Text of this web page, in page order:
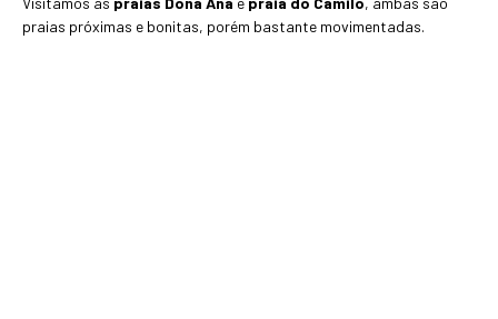
praias próximas e bonitas, porém bastante movimentadas.